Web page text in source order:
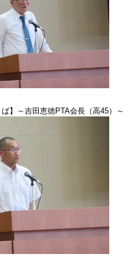
ば】～吉田恵徳PTA会長（高45）～